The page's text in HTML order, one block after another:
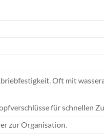
Oft mit
für schnellen
zur Organisation.